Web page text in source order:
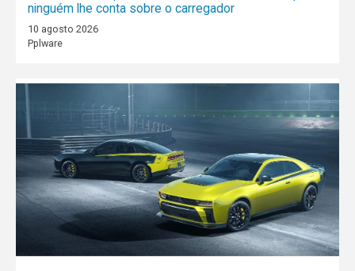
ninguém lhe conta sobre o carregador
10 agosto 2026
Pplware